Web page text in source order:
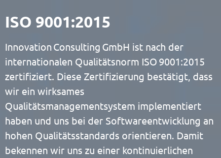
ISO 9001:2015
Innovation Consulting GmbH ist nach der
internationalen Qualitätsnorm ISO 9001:2015
zertifiziert. Diese Zertifizierung bestätigt, dass
wir ein wirksames
Qualitätsmanagementsystem implementiert
haben und uns bei der Softwareentwicklung an
hohen Qualitätsstandards orientieren. Damit
bekennen wir uns zu einer kontinuierlichen